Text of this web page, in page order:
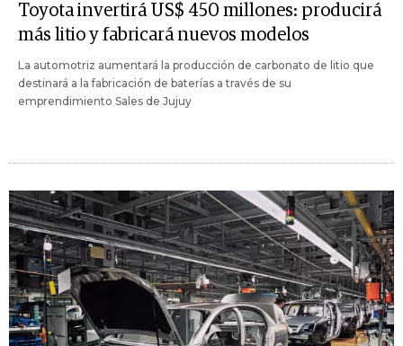
Toyota invertirá US$ 450 millones: producirá
más litio y fabricará nuevos modelos
La automotriz aumentará la producción de carbonato de litio que
destinará a la fabricación de baterías a través de su
emprendimiento Sales de Jujuy